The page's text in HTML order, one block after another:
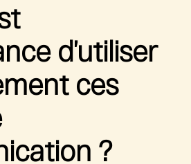
d’utiliser
ces
?